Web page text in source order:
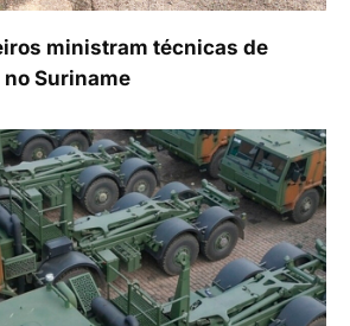
ministram técnicas de
no Suriname